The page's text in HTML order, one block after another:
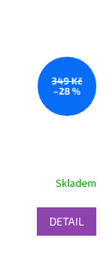
349 Kč
–28 %
Skladem
DETAIL